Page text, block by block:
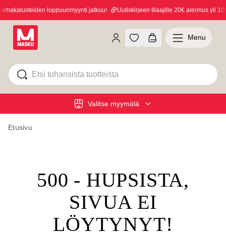
loppuunmyynti jatkuu! Uutiskirjeen tilaajille 20€ alennus yli
Valitse myymälä
Menu
Etusivu
500 - HUPSISTA,
SIVUA EI
LÖYTYNYT!